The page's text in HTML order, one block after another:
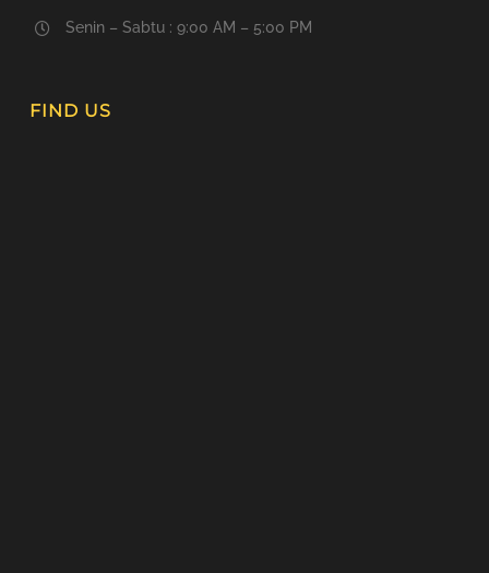
Senin – Sabtu : 9:00 AM – 5:00 PM
FIND US